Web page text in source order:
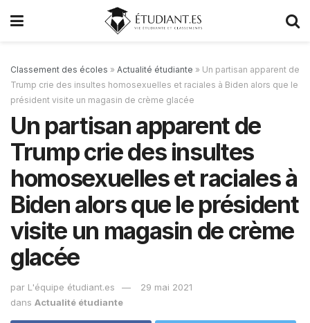
Classement des écoles » Actualité étudiante » Un partisan apparent de
Trump crie des insultes homosexuelles et raciales à Biden alors que le
président visite un magasin de crème glacée
Un partisan apparent de
Trump crie des insultes
homosexuelles et raciales à
Biden alors que le président
visite un magasin de crème
glacée
par L'équipe étudiant.es
29 mai 2021
dans Actualité étudiante